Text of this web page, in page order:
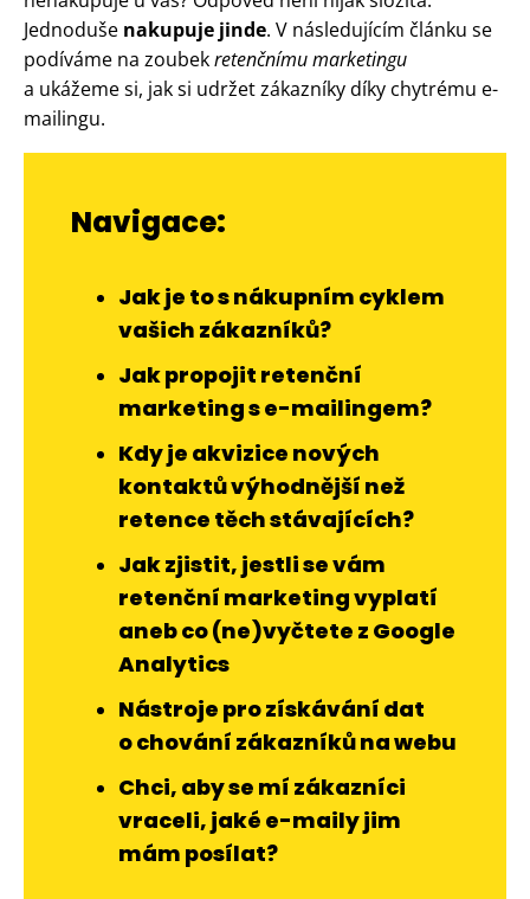
Jednoduše nakupuje jinde. V následujícím článku se
podíváme na zoubekretenčnímu marketingu
a ukážeme si, jak si udržet zákazníky díky chytrému e-
mailingu.
Navigace:
Jak je to s nákupním cyklem
vašich zákazníků?
Jak propojit retenční
marketing s e-mailingem?
Kdy je akvizice nových
kontaktů výhodnější než
retence těch stávajících?
Jak zjistit, jestli se vám
retenční marketing vyplatí
aneb co (ne)vyčtete z Google
Analytics
Nástroje pro získávání dat
o chování zákazníků na webu
Chci, aby se mí zákazníci
vraceli, jaké e-maily jim
mám posílat?